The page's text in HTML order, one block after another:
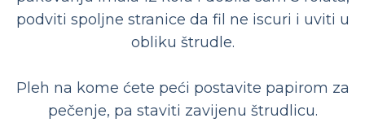
podviti spoljne stranice da fil ne iscuri i uviti u
obliku štrudle.
Pleh na kome ćete peći postavite papirom za
pečenje, pa staviti zavijenu štrudlicu.